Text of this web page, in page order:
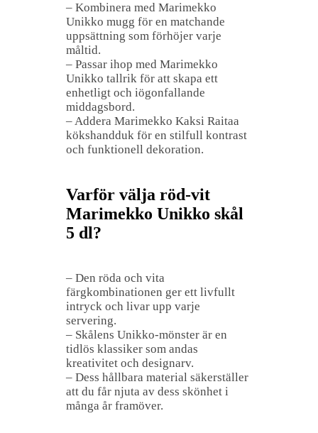
– Kombinera med Marimekko
Unikko mugg för en matchande
uppsättning som förhöjer varje
måltid.
– Passar ihop med Marimekko
Unikko tallrik för att skapa ett
enhetligt och iögonfallande
middagsbord.
– Addera Marimekko Kaksi Raitaa
kökshandduk för en stilfull kontrast
och funktionell dekoration.
Varför välja röd-vit
Marimekko Unikko skål
5 dl?
– Den röda och vita
färgkombinationen ger ett livfullt
intryck och livar upp varje
servering.
– Skålens Unikko-mönster är en
tidlös klassiker som andas
kreativitet och designarv.
– Dess hållbara material säkerställer
att du får njuta av dess skönhet i
många år framöver.